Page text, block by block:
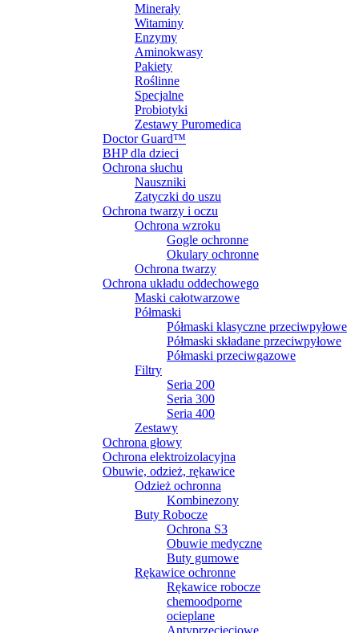
Minerały
Witaminy
Enzymy
Aminokwasy
Pakiety
Roślinne
Specjalne
Probiotyki
Zestawy Puromedica
Doctor Guard™
BHP dla dzieci
Ochrona słuchu
Nauszniki
Zatyczki do uszu
Ochrona twarzy i oczu
Ochrona wzroku
Gogle ochronne
Okulary ochronne
Ochrona twarzy
Ochrona układu oddechowego
Maski całotwarzowe
Półmaski
Półmaski klasyczne przeciwpyłowe
Półmaski składane przeciwpyłowe
Półmaski przeciwgazowe
Filtry
Seria 200
Seria 300
Seria 400
Zestawy
Ochrona głowy
Ochrona elektroizolacyjna
Obuwie, odzież, rękawice
Odzież ochronna
Kombinezony
Buty Robocze
Ochrona S3
Obuwie medyczne
Buty gumowe
Rękawice ochronne
Rękawice robocze
chemoodporne
ocieplane
Antyprzecięciowe